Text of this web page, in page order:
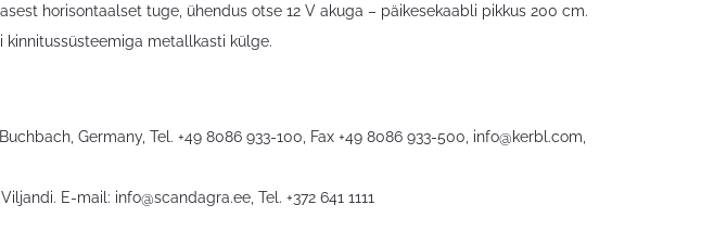
horisontaalset tuge, ühendus otse 12 V akuga – päikesekaabli pikkus 200 cm.
kinnitussüsteemiga metallkasti külge.
Germany, Tel. +49 8086 933-100, Fax +49 8086 933-500, info@kerbl.com
E-mail: info@scandagra.ee , Tel. +372 641 1111